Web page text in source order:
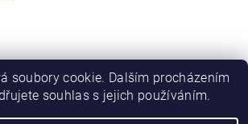
soubory cookie. Dalším procházením
souhlas s jejich používáním.